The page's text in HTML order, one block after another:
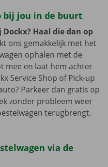
bij jou in de buurt
Haal die dan op
ons gemakkelijk met het
ophalen met de
mee en laat hem achter
Service Shop of Pick-up
Parkeer dan gratis op
zonder probleem weer
terugbrengt.
via de